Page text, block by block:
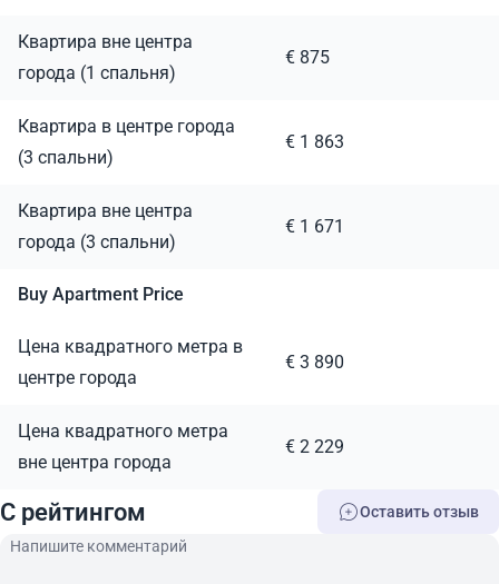
Квартира вне центра
города (1 спальня)
€ 875
Квартира в центре города
(3 спальни)
€ 1 863
Квартира вне центра
города (3 спальни)
€ 1 671
Buy Apartment Price
Цена квадратного метра в
центре города
€ 3 890
Цена квадратного метра
вне центра города
€ 2 229
C рейтингом Оставить отзыв